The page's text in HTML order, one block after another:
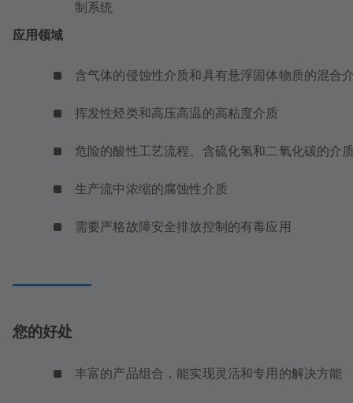
制系统
应用领域
含气体的侵蚀性介质和具有悬浮固体物质的混合
挥发性烃类和高压高温的高粘度介质
危险的酸性工艺流程、含硫化氢和二氧化碳的介
生产流中浓缩的腐蚀性介质
需要严格故障安全排放控制的有毒应用
您的好处
丰富的产品组合，能实现灵活和专用的解决方能